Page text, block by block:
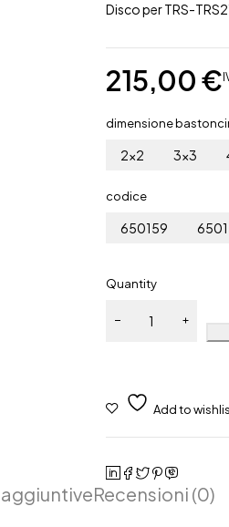
Disco per TRS-
215,00€
dimensione
2x2 3x3
codice
650159
Quantity
Recensioni (0)